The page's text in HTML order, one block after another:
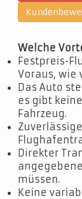
Welche
Festpreis-
Voraus, wie
Das Auto
es gibt
Fahrzeug.
Direkter
müssen.
Keine